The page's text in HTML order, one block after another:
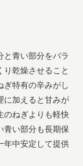
と青い部分をバラ
り乾燥させること
ぎ特有の辛みがし
に加えると甘みが
のねぎよりも軽快
青い部分も長期保
年中安定して提供